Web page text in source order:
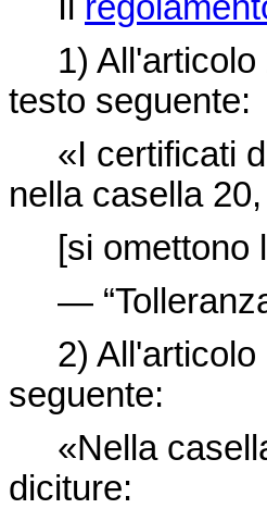
1) All'articolo
testo seguente:
«I certificati
nella casella
[si omettono
— “Tolleranza
2) All'articolo
seguente:
«Nella
diciture: